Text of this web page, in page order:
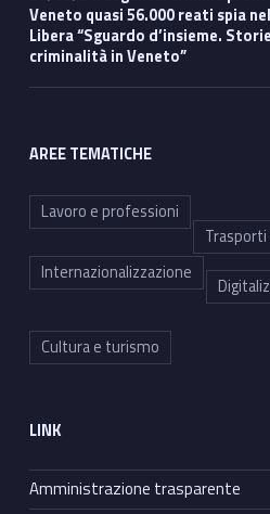
u
b
b
l
i
c
a
Veneto quasi 56.000 reati spia
Libera “Sguardo d’insieme.
criminalità in Veneto”
AREE TEMATICHE
Lavoro e professioni
Internazionalizzazione
Cultura e turismo
LINK
Amministrazione trasparente